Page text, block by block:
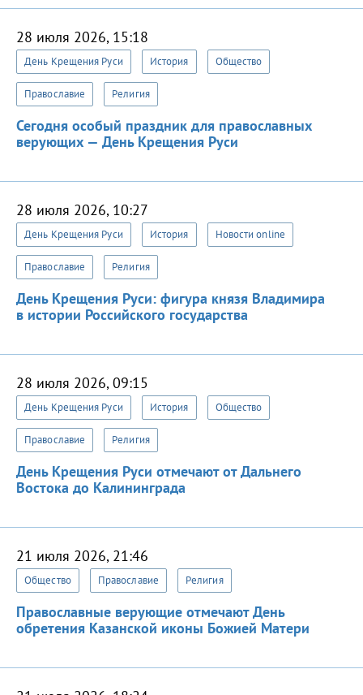
28 июля 2026, 15:18
День Крещения Руси История Общество
Православие Религия
Сегодня особый праздник для православных
верующих — День Крещения Руси
28 июля 2026, 10:27
День Крещения Руси История Новости online
Православие Религия
День Крещения Руси: фигура князя Владимира
в истории Российского государства
28 июля 2026, 09:15
День Крещения Руси История Общество
Православие Религия
День Крещения Руси отмечают от Дальнего
Востока до Калининграда
21 июля 2026, 21:46
Общество Православие Религия
Православные верующие отмечают День
обретения Казанской иконы Божией Матери